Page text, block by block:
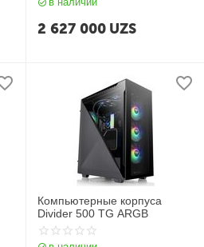
2 627 000 UZS
Компьютерные корпуса
Divider 500 TG ARGB